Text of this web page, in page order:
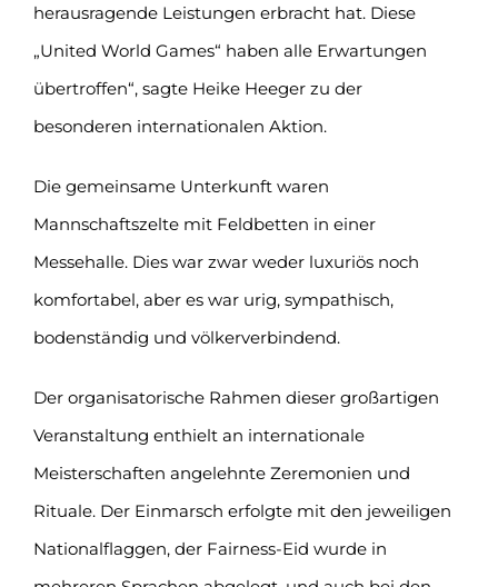
herausragende Leistungen erbracht hat. Diese
„United World Games“ haben alle Erwartungen
übertroffen“, sagte Heike Heeger zu der
besonderen internationalen Aktion.
Die gemeinsame Unterkunft waren
Mannschaftszelte mit Feldbetten in einer
Messehalle. Dies war zwar weder luxuriös noch
komfortabel, aber es war urig, sympathisch,
bodenständig und völkerverbindend.
Der organisatorische Rahmen dieser großartigen
Veranstaltung enthielt an internationale
Meisterschaften angelehnte Zeremonien und
Rituale. Der Einmarsch erfolgte mit den jeweiligen
Nationalflaggen, der Fairness-Eid wurde in